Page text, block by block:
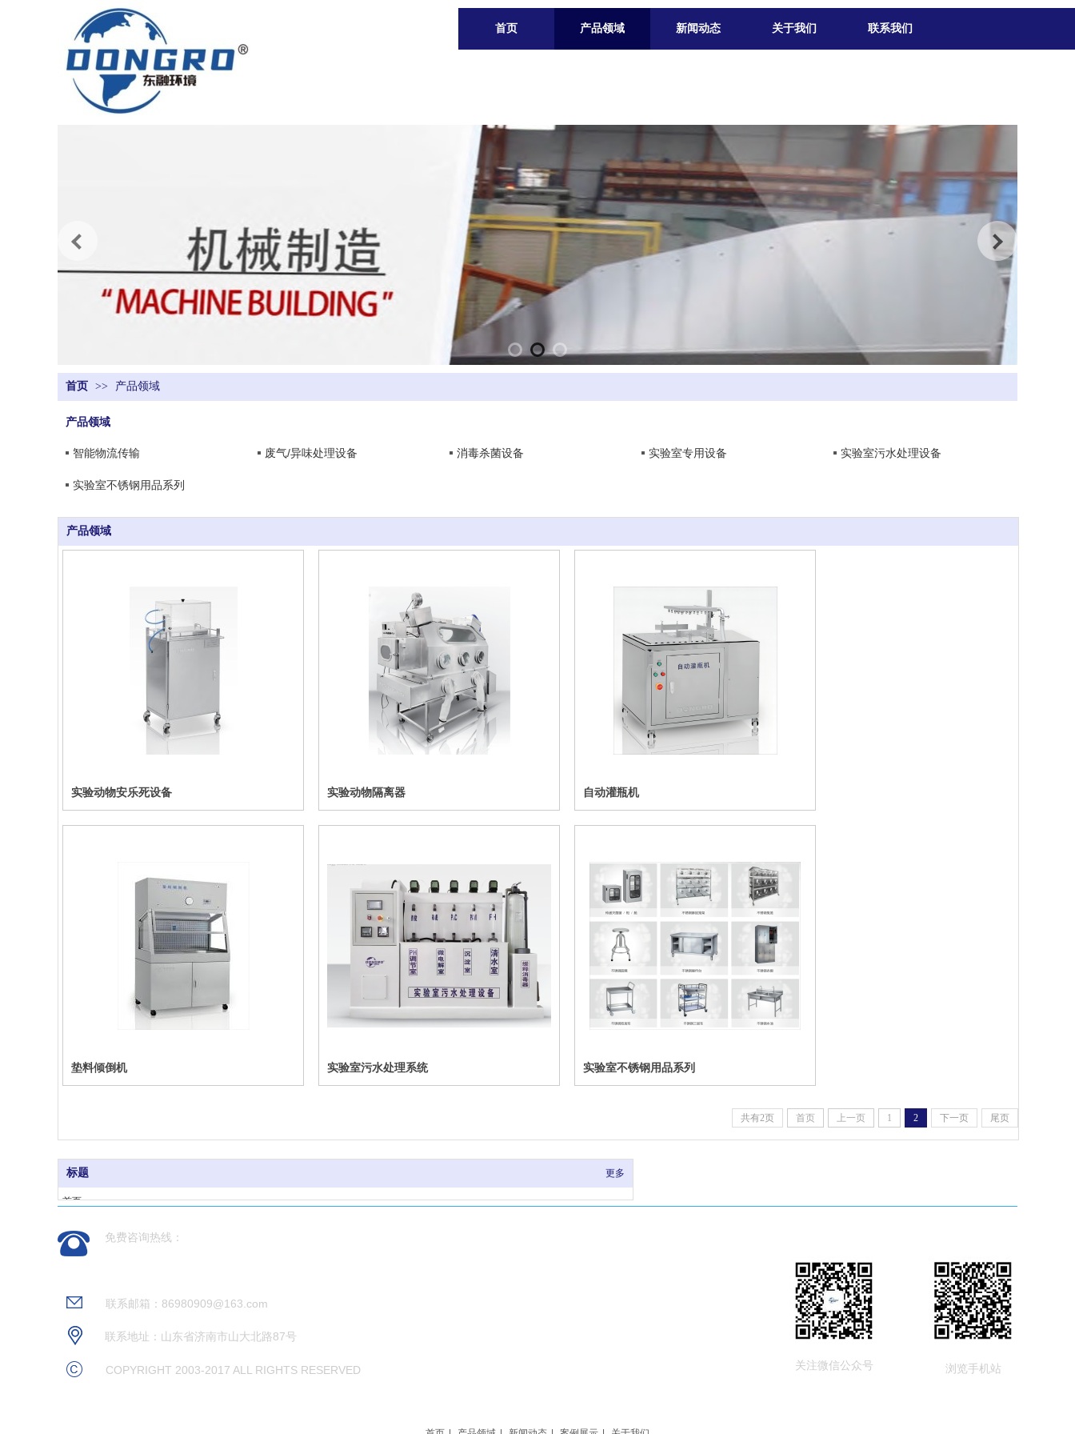
首页 产品领域 新闻动态 关于我们 联系我们
首页 >> 产品领域
产品领域
智能物流传输 废气/异味处理设备 消毒杀菌设备 实验室专用设备 实验室污水处理设备
实验室不锈钢用品系列
产品领域
实验动物安乐死设备 实验动物隔离器 自动灌瓶机
垫料倾倒机 实验室污水处理系统 实验室不锈钢用品系列
共有2页 首页 上一页 1 2 下一页 尾页
标题 更多
首页
新闻动态
案例展示
免费咨询热线：
联系邮箱：86980909@163.com
联系地址：山东省济南市山大北路87号
COPYRIGHT 2003-2017 ALL RIGHTS RESERVED 浏览手机站
关注微信公众号